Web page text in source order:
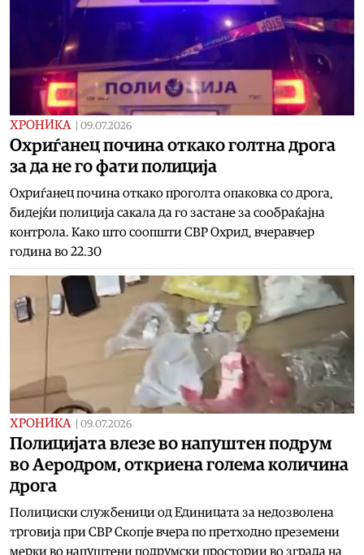
ХРОНИКА 09.07.2026
Охриѓанец почина откако голтна дрога
за да не го фати полиција
Охриѓанец почина откако проголта опаковка со дрога,
бидејќи полиција сакала да го застане за сообраќајна
контрола. Како што соопшти СВР Охрид, вчеравчер
година во 22.30
ХРОНИКА 09.07.2026
Полицијата влезе во напуштен подрум
во Аеродром, откриена голема количина
дрога
Полициски службеници од Единицата за недозволена
трговија при СВР Скопје вчера по претходно преземени
мерки во напуштени подрумски простории во зграда на